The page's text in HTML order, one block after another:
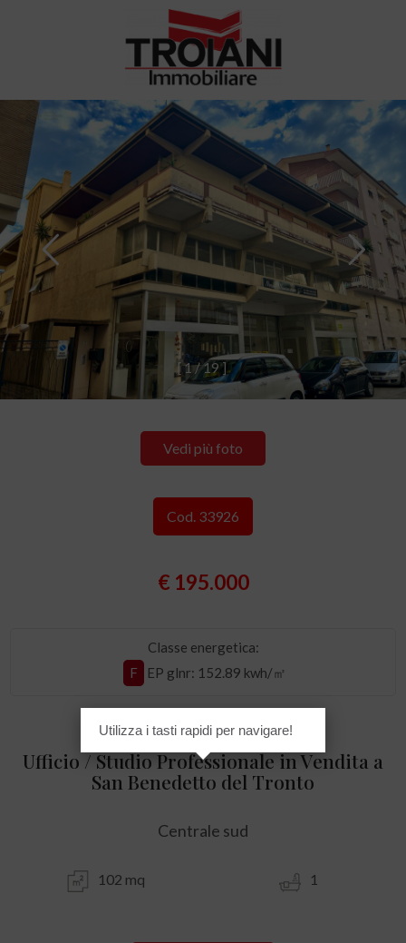
[1/1 9 ]
Vedi più foto
Cod. 33926
€ 195.000
Classe energetica:
F
EP glnr: 152.89 kwh/㎡
Ufficio / Studio Professionale in Vendita a
San Benedetto del Tronto
Centrale sud
102 mq 1
Utilizza i tasti rapidi per navigare!